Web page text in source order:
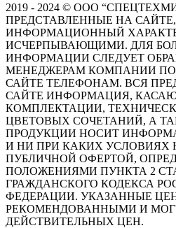
2019 - 2024 © ООО
ПРЕДСТАВЛЕННЫЕ НА
ИНФОРМАЦИОННЫЙ
ИСЧЕРПЫВАЮЩИМИ. ДЛЯ
ИНФОРМАЦИИ СЛЕДУЕТ
МЕНЕДЖЕРАМ КОМПАНИИ
САЙТЕ ТЕЛЕФОНАМ. ВСЯ
САЙТЕ ИНФОРМАЦИЯ,
КОМПЛЕКТАЦИИ,
ЦВЕТОВЫХ СОЧЕТАНИЙ, А
ПРОДУКЦИИ НОСИТ
И НИ ПРИ КАКИХ УСЛОВИЯХ
ПУБЛИЧНОЙ ОФЕРТОЙ,
ПОЛОЖЕНИЯМИ ПУНКТА 2
ГРАЖДАНСКОГО КОДЕКСА
ФЕДЕРАЦИИ. УКАЗАННЫЕ
РЕКОМЕНДОВАННЫМИ И
ДЕЙСТВИТЕЛЬНЫХ ЦЕН.